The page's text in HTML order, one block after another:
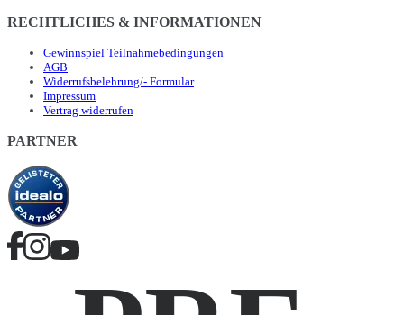
RECHTLICHES & INFORMATIONEN
Gewinnspiel Teilnahmebedingungen
AGB
Widerrufsbelehrung/- Formular
Impressum
Vertrag widerrufen
PARTNER